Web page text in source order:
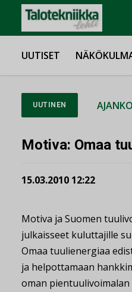
UUTISET
UUTINEN
Motiva: Omaa
15.03.2010 12:22
Motiva ja Suomen
julkaisseet kuluttajille
Omaa tuulienergiaa
ja helpottamaan
oman